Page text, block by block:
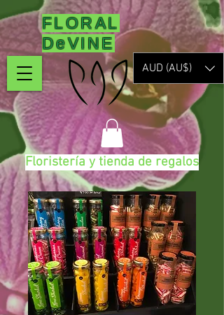
FLORAL
DeVINE
AUD (AU$)
Floristería y tienda de regalos